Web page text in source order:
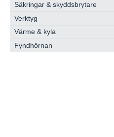
Säkringar & skyddsbrytare
Verktyg
Värme & kyla
Fyndhörnan